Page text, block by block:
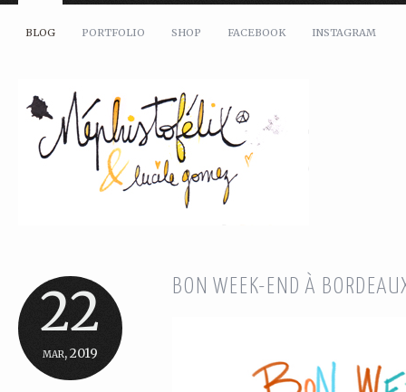
BLOG PORTFOLIO SHOP FACEBOOK INSTAGRAM
22
mar, 2019
BON WEEK-END À